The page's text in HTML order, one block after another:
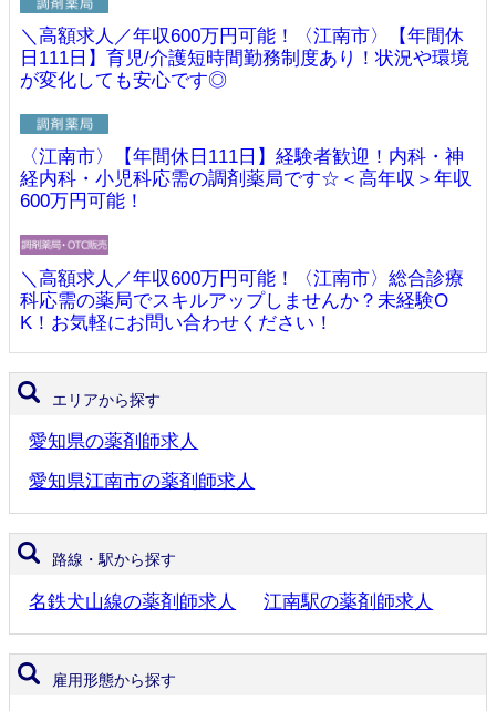
＼高額求人／年収600万円可能！〈江南市〉【年間休
日111日】育児/介護短時間勤務制度あり！状況や環境
が変化しても安心です◎
〈江南市〉【年間休日111日】経験者歓迎！内科・神
経内科・小児科応需の調剤薬局です☆＜高年収＞年収
600万円可能！
＼高額求人／年収600万円可能！〈江南市〉総合診療
科応需の薬局でスキルアップしませんか？未経験O
K！お気軽にお問い合わせください！
エリアから探す
愛知県の薬剤師求人
愛知県江南市の薬剤師求人
路線・駅から探す
名鉄犬山線の薬剤師求人 江南駅の薬剤師求人
雇用形態から探す